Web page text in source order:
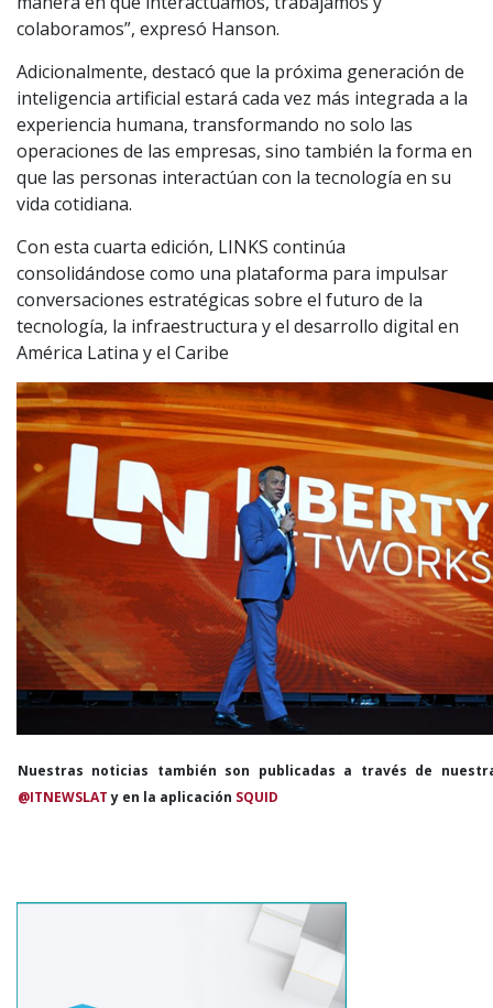
colaboramos”, expresó Hanson.
Adicionalmente, destacó que la próxima generación de
inteligencia artificial estará cada vez más integrada a la
experiencia humana, transformando no solo las
operaciones de las empresas, sino también la forma en
que las personas interactúan con la tecnología en su
vida cotidiana.
Con esta cuarta edición, LINKS continúa
consolidándose como una plataforma para impulsar
conversaciones estratégicas sobre el futuro de la
tecnología, la infraestructura y el desarrollo digital en
América Latina y el Caribe
Nuestras noticias también son publicadas a través de
@ITNEWSLATy en la aplicación SQUID